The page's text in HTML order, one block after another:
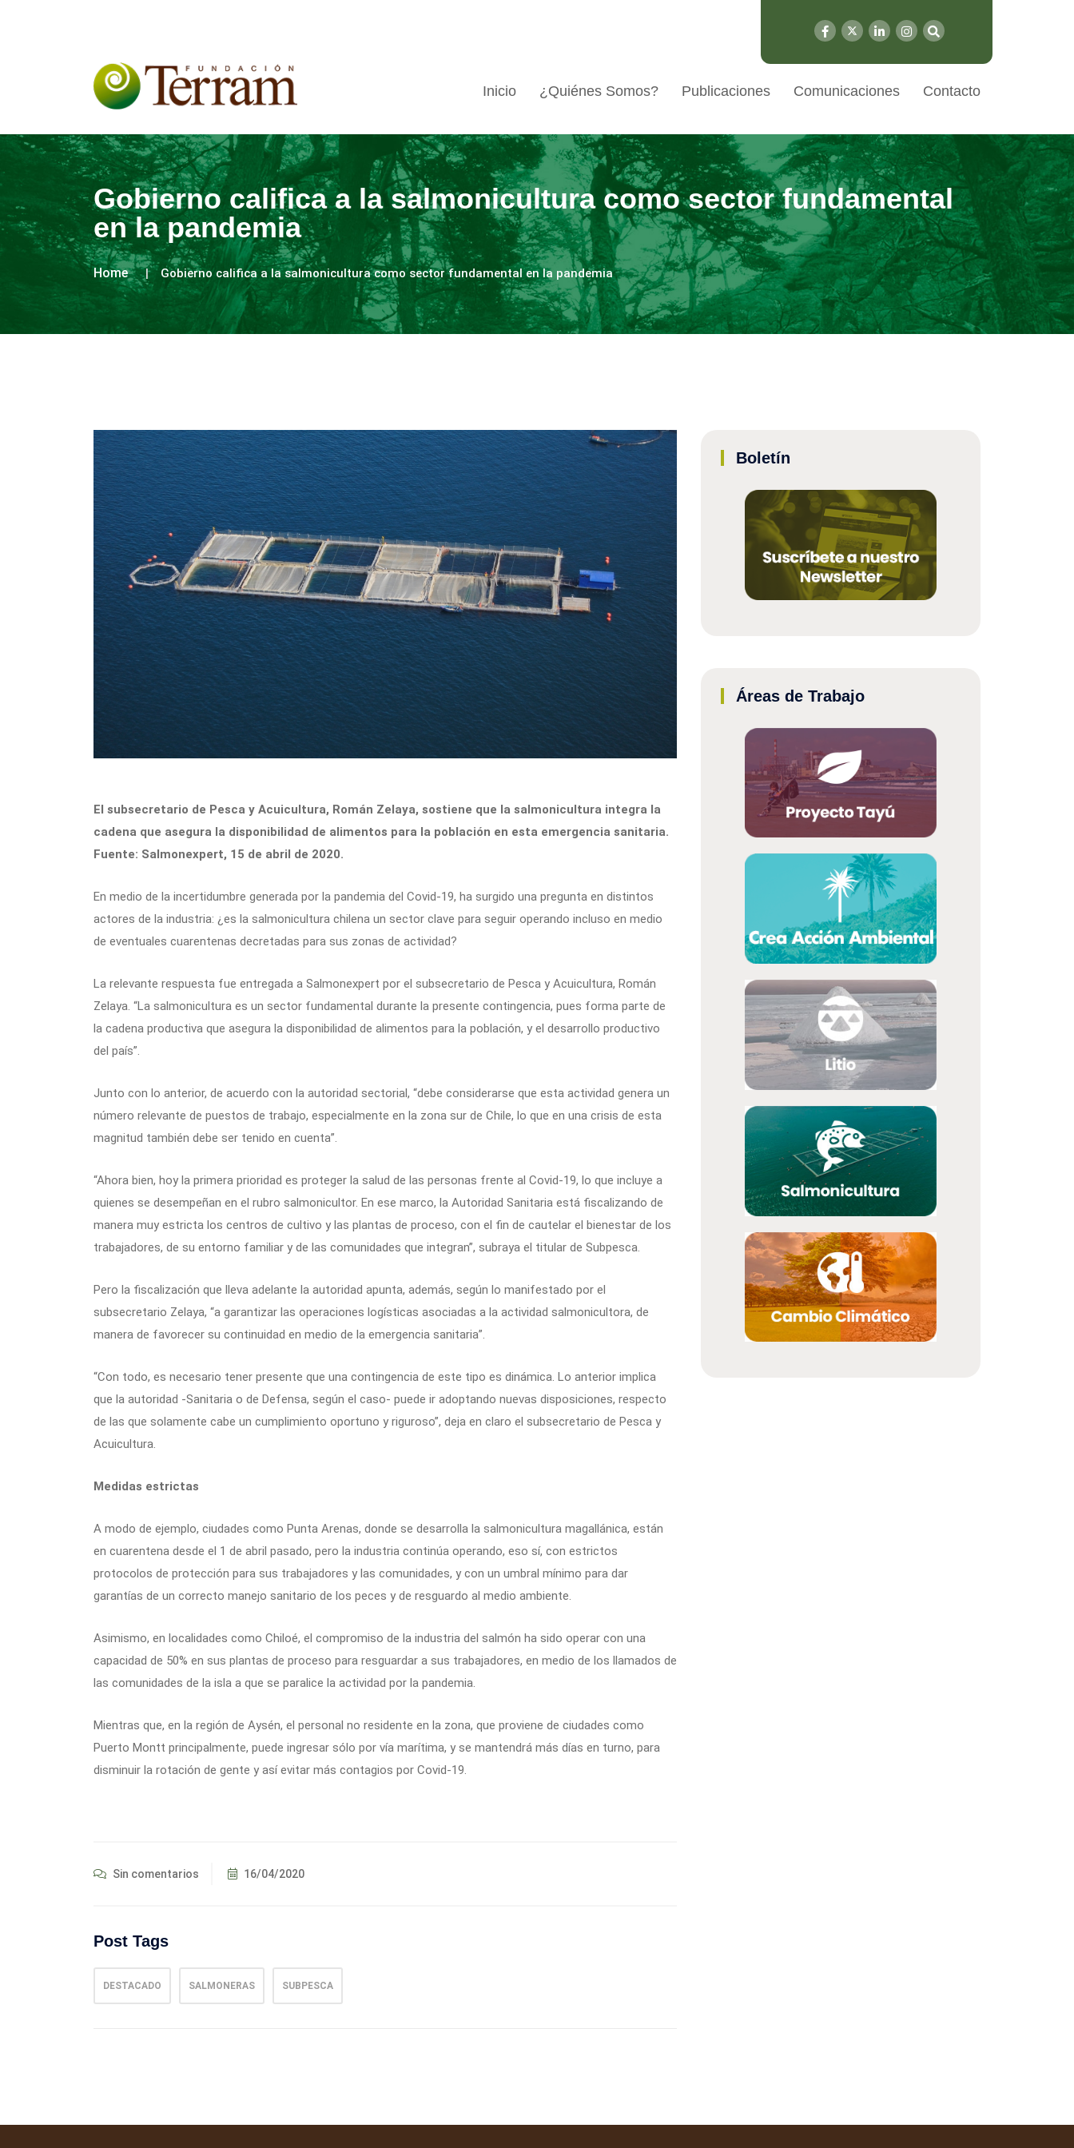
Inicio ¿Quiénes Somos? Publicaciones Comunicaciones Contacto
Gobierno califica a la salmonicultura como sector fundamental
en la pandemia
Home Gobierno califica a la salmonicultura como sector fundamental en la pandemia
El subsecretario de Pesca y Acuicultura, Román Zelaya, sostiene que la salmonicultura integra la
cadena que asegura la disponibilidad de alimentos para la población en esta emergencia sanitaria.
Fuente: Salmonexpert, 15 de abril de 2020.
En medio de la incertidumbre generada por la pandemia del Covid-19, ha surgido una pregunta en distintos
actores de la industria: ¿es la salmonicultura chilena un sector clave para seguir operando incluso en medio
de eventuales cuarentenas decretadas para sus zonas de actividad?
La relevante respuesta fue entregada a Salmonexpert por el subsecretario de Pesca y Acuicultura, Román
Zelaya. “La salmonicultura es un sector fundamental durante la presente contingencia, pues forma parte de
la cadena productiva que asegura la disponibilidad de alimentos para la población, y el desarrollo productivo
del país”.
Junto con lo anterior, de acuerdo con la autoridad sectorial, “debe considerarse que esta actividad genera un
número relevante de puestos de trabajo, especialmente en la zona sur de Chile, lo que en una crisis de esta
magnitud también debe ser tenido en cuenta”.
“Ahora bien, hoy la primera prioridad es proteger la salud de las personas frente al Covid-19, lo que incluye a
quienes se desempeñan en el rubro salmonicultor. En ese marco, la Autoridad Sanitaria está fiscalizando de
manera muy estricta los centros de cultivo y las plantas de proceso, con el fin de cautelar el bienestar de los
trabajadores, de su entorno familiar y de las comunidades que integran”, subraya el titular de Subpesca.
Pero la fiscalización que lleva adelante la autoridad apunta, además, según lo manifestado por el
subsecretario Zelaya, “a garantizar las operaciones logísticas asociadas a la actividad salmonicultora, de
manera de favorecer su continuidad en medio de la emergencia sanitaria”.
“Con todo, es necesario tener presente que una contingencia de este tipo es dinámica. Lo anterior implica
que la autoridad -Sanitaria o de Defensa, según el caso- puede ir adoptando nuevas disposiciones, respecto
de las que solamente cabe un cumplimiento oportuno y riguroso”, deja en claro el subsecretario de Pesca y
Acuicultura.
Medidas estrictas
A modo de ejemplo, ciudades como Punta Arenas, donde se desarrolla la salmonicultura magallánica, están
en cuarentena desde el 1 de abril pasado, pero la industria continúa operando, eso sí, con estrictos
protocolos de protección para sus trabajadores y las comunidades, y con un umbral mínimo para dar
garantías de un correcto manejo sanitario de los peces y de resguardo al medio ambiente.
Asimismo, en localidades como Chiloé, el compromiso de la industria del salmón ha sido operar con una
capacidad de 50% en sus plantas de proceso para resguardar a sus trabajadores, en medio de los llamados de
las comunidades de la isla a que se paralice la actividad por la pandemia.
Mientras que, en la región de Aysén, el personal no residente en la zona, que proviene de ciudades como
Puerto Montt principalmente, puede ingresar sólo por vía marítima, y se mantendrá más días en turno, para
disminuir la rotación de gente y así evitar más contagios por Covid-19.
Sin comentarios 16/04/2020
Post Tags
DESTACADO SALMONERAS SUBPESCA
Boletín
Áreas de Trabajo